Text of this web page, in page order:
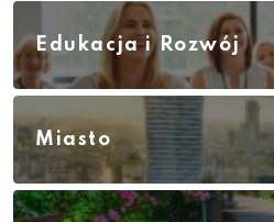
Edukacja i Rozwój
Miasto